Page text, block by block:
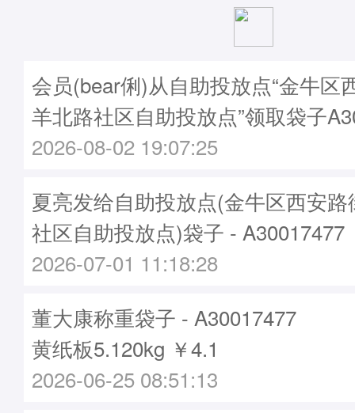
会员(bear俐)从自助投放点“金牛区
羊北路社区自助投放点”领取袋子
2026-08-02 19:07:25
夏亮发给自助投放点(金牛区西安
社区自助投放点)袋子 - A30017477
2026-07-01 11:18:28
董大康称重袋子 - A30017477
黄纸板5.120kg ￥4.1
2026-06-25 08:51:13